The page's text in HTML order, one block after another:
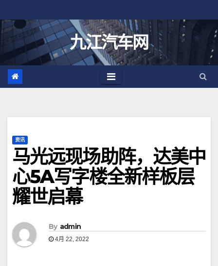
至
九江汽车网
资讯
马光远现场助阵，达美中
心5A写字楼全新样板层
耀世启幕
By admin
4月 22, 2022